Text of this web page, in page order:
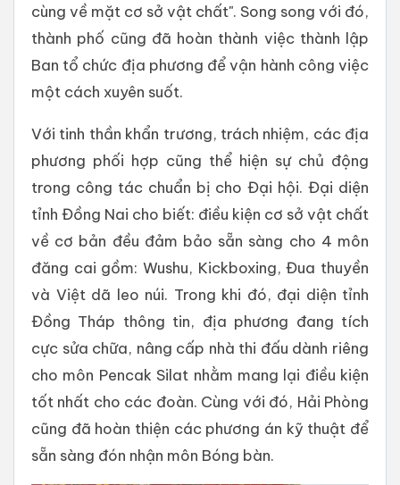
cùng về mặt cơ sở vật chất". Song song với đó,
thành phố cũng đã hoàn thành việc thành lập
Ban tổ chức địa phương để vận hành công việc
một cách xuyên suốt.
Với tinh thần khẩn trương, trách nhiệm, các địa
phương phối hợp cũng thể hiện sự chủ động
trong công tác chuẩn bị cho Đại hội. Đại diện
tỉnh Đồng Nai cho biết: điều kiện cơ sở vật chất
về cơ bản đều đảm bảo sẵn sàng cho 4 môn
đăng cai gồm: Wushu, Kickboxing, Đua thuyền
và Việt dã leo núi. Trong khi đó, đại diện tỉnh
Đồng Tháp thông tin, địa phương đang tích
cực sửa chữa, nâng cấp nhà thi đấu dành riêng
cho môn Pencak Silat nhằm mang lại điều kiện
tốt nhất cho các đoàn. Cùng với đó, Hải Phòng
cũng đã hoàn thiện các phương án kỹ thuật để
sẵn sàng đón nhận môn Bóng bàn.